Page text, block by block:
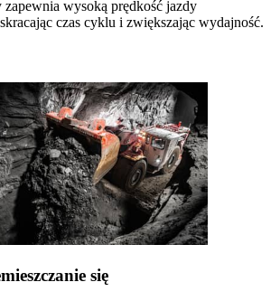
zapewnia wysoką prędkość jazdy
czas cyklu i zwiększając wydajność.
się